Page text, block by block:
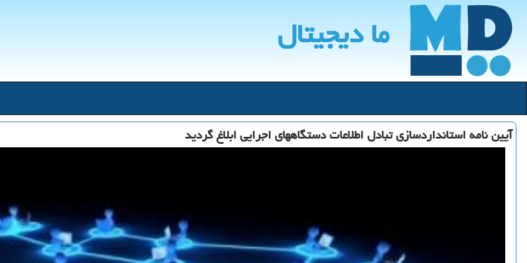
ما دیجیتال
آیین نامه استانداردسازی تبادل اطلاعات دستگاههای اجرایی ابلاغ گردید